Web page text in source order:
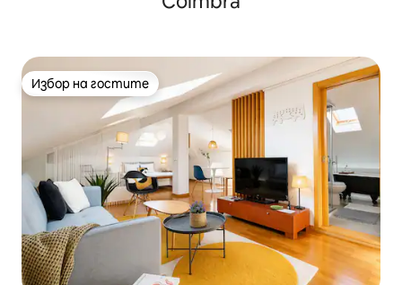
Избор на гостите
Избор на гостите